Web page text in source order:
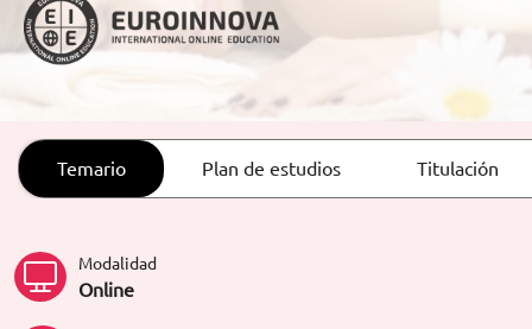
ARTÍCULOS
Temario Plan de estudios Titulación
Modalidad
Online